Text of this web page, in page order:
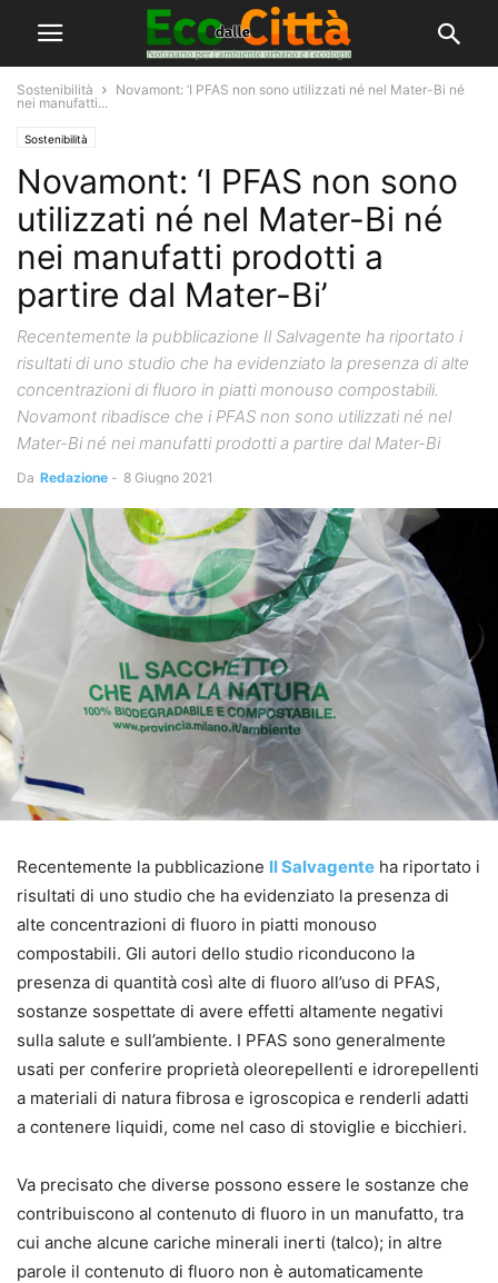
Sostenibilità
Novamont: ‘I PFAS non sono utilizzati né nel Mater-Bi né
nei manufatti...
Sostenibilità
Novamont: ‘I PFAS non sono
utilizzati né nel Mater-Bi né
nei manufatti prodotti a
partire dal Mater-Bi’
Recentemente la pubblicazione Il Salvagente ha riportato i
risultati di uno studio che ha evidenziato la presenza di alte
concentrazioni di fluoro in piatti monouso compostabili.
Novamont ribadisce che i PFAS non sono utilizzati né nel
Mater-Bi né nei manufatti prodotti a partire dal Mater-Bi
Da Redazione - 8 Giugno 2021
Recentemente la pubblicazione Il Salvagente ha riportato i
risultati di uno studio che ha evidenziato la presenza di
alte concentrazioni di fluoro in piatti monouso
compostabili. Gli autori dello studio riconducono la
presenza di quantità così alte di fluoro all’uso di PFAS,
sostanze sospettate di avere effetti altamente negativi
sulla salute e sull’ambiente. I PFAS sono generalmente
usati per conferire proprietà oleorepellenti e idrorepellenti
a materiali di natura fibrosa e igroscopica e renderli adatti
a contenere liquidi, come nel caso di stoviglie e bicchieri.
Va precisato che diverse possono essere le sostanze che
contribuiscono al contenuto di fluoro in un manufatto, tra
cui anche alcune cariche minerali inerti (talco); in altre
parole il contenuto di fluoro non è automaticamente